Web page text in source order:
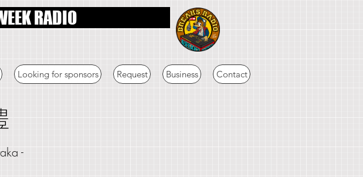
RADIO
Looking for sponsors Request Business Contact
-